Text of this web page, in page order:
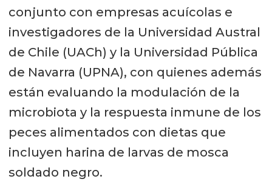
minerales y micronutrientes
biodisponibles para todo tipo de
suelos y cultivos. Se han reportado
varios informes sobre los efectos
positivos de este fertilizante 100%
natural y sostenible en crecimiento
de plantas, el rendimiento y
microbioma del suelo. Además,
proporciona beneficios adicionales,
conjunto con empresas acuícolas e
investigadores de la Universidad Austral
de Chile (UACh) y la Universidad Pública
de Navarra (UPNA), con quienes además
están evaluando la modulación de la
microbiota y la respuesta inmune de los
peces alimentados con dietas que
incluyen harina de larvas de mosca
soldado negro.